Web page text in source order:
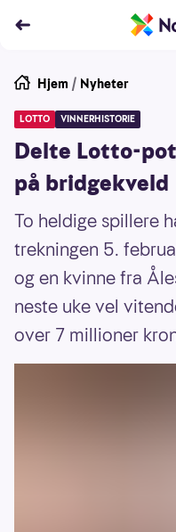
Hjem / Nyheter
LOTTO VINNERHISTORIE
Delte Lotto-
på bridgekveld
To heldige spillere
trekningen 5.
og en kvinne fra
neste uke vel
over 7 millioner